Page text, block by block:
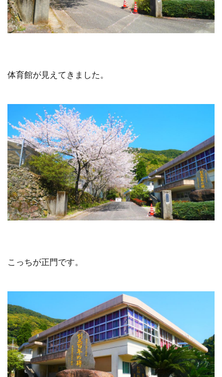
体育館が見えてきました。
こっちが正門です。